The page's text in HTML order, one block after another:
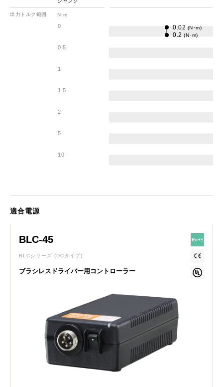
出力トルク範囲
0
0.5
1
1.5
2
5
10
N･m
0.02 (N･m)
0.2 (N･m)
適合電源
BLC-45
BLCシリーズ (DCタイプ)
ブラシレスドライバー用コントローラー